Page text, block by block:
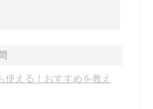
える！おすすめを教え